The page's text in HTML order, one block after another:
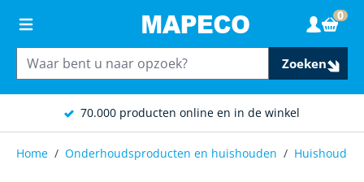
70.000 producten online en in de winkel
Zoeken
0
Home / Onderhoudsproducten en huishouden / Huishouden